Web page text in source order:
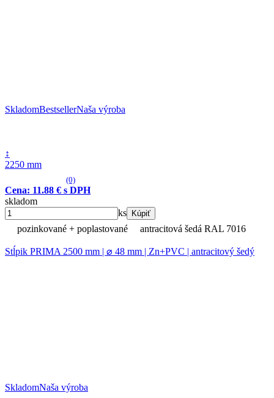
SkladomBestsellerNaša výroba
↕
2250 mm
(0)
Cena: 11.88 € s DPH
skladom
ks
Kúpiť
pozinkované + poplastované antracitová šedá RAL 7016
Stĺpik PRIMA 2500 mm | ⌀ 48 mm | Zn+PVC | antracitový šedý
SkladomNaša výroba